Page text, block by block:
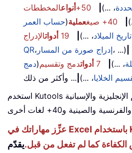
، ...) 50+ أنواعالمخططات
40+ صيغ عملية(حساب العمر
الميلاد، ...) 19 أدواتالإدراج
QR، إدراج صورة من المسار، ...)
، ...) 7 أدواتدمج وتقسيم (دمج
الخلايا، ...) ... وأكثر من ذلك
استخدم Kutools باللغة التي تفضلها – يدعم الإنجليزية والإسبانية
عزِّز مهاراتك في Excel باستخدام Kutools لـ Excel،
كما لم تفعل من قبل.يقدّم Kutools لـ